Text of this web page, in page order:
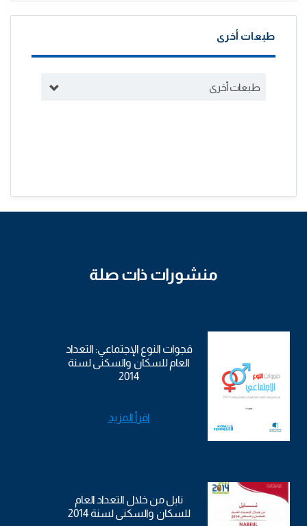
طبعات أخرى
طبعات أخرى
منشورات ذات صلة
فجوات النوع الإجتماعي: التعداد
العام للسكان والسكنى لسنة
2014
اقرأ المزيد
نابل من خلال التعداد العام
للسكان والسكنى لسنة 2014